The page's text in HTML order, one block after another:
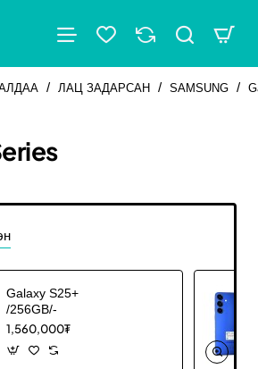
ЛАЦ ЗАДАРСАН SAMSUNG
Galaxy S25+
/256GB/-
1,560,000₮